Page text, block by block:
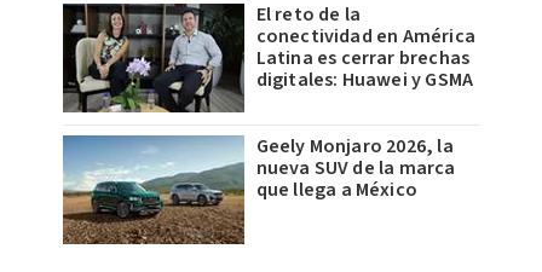
El reto de la
conectividad en América
Latina es cerrar brechas
digitales: Huawei y GSMA
Geely Monjaro 2026, la
nueva SUV de la marca
que llega a México